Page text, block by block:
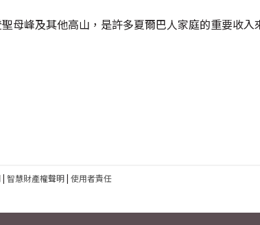
母峰及其他高山，是許多夏爾巴人家庭的重要收入
| 智慧財產權聲明| 使用者責任